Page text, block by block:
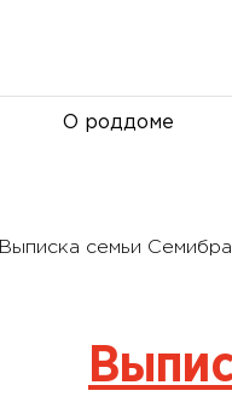
О роддоме
Выписка семьи